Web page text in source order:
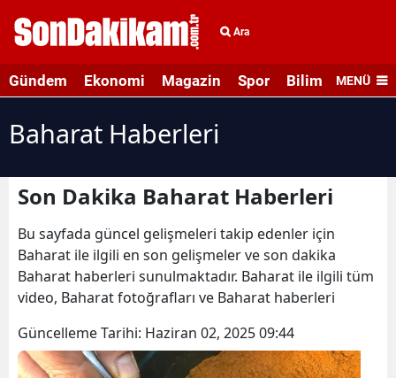
Ara
Gündem Ekonomi Magazin Spor Bilim veMENÜ
Baharat Haberleri
Son Dakika Baharat Haberleri
Bu sayfada güncel gelişmeleri takip edenler için
Baharat ile ilgili en son gelişmeler ve son dakika
Baharat haberleri sunulmaktadır. Baharat ile ilgili tüm
video, Baharat fotoğrafları ve Baharat haberleri
Güncelleme Tarihi: Haziran 02, 2025 09:44